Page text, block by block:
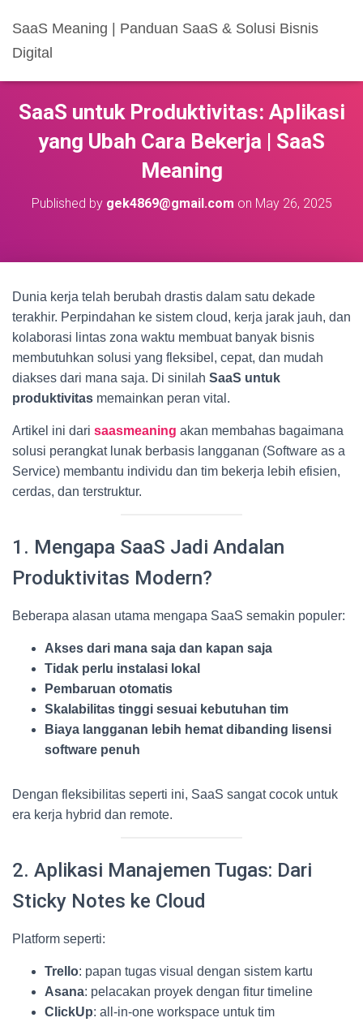
SaaS Meaning | Panduan SaaS & Solusi Bisnis
Digital
SaaS untuk Produktivitas: Aplikasi
yang Ubah Cara Bekerja | SaaS
Meaning
Published by gek4869@gmail.com on May 26, 2025
Dunia kerja telah berubah drastis dalam satu dekade
terakhir. Perpindahan ke sistem cloud, kerja jarak jauh, dan
kolaborasi lintas zona waktu membuat banyak bisnis
membutuhkan solusi yang fleksibel, cepat, dan mudah
diakses dari mana saja. Di sinilah SaaS untuk
produktivitas memainkan peran vital.
Artikel ini dari saasmeaning akan membahas bagaimana
solusi perangkat lunak berbasis langganan (Software as a
Service) membantu individu dan tim bekerja lebih efisien,
cerdas, dan terstruktur.
1. Mengapa SaaS Jadi Andalan
Produktivitas Modern?
Beberapa alasan utama mengapa SaaS semakin populer:
Akses dari mana saja dan kapan saja
Tidak perlu instalasi lokal
Pembaruan otomatis
Skalabilitas tinggi sesuai kebutuhan tim
Biaya langganan lebih hemat dibanding lisensi
software penuh
Dengan fleksibilitas seperti ini, SaaS sangat cocok untuk
era kerja hybrid dan remote.
2. Aplikasi Manajemen Tugas: Dari
Sticky Notes ke Cloud
Platform seperti:
Trello: papan tugas visual dengan sistem kartu
Asana: pelacakan proyek dengan fitur timeline
ClickUp: all-in-one workspace untuk tim